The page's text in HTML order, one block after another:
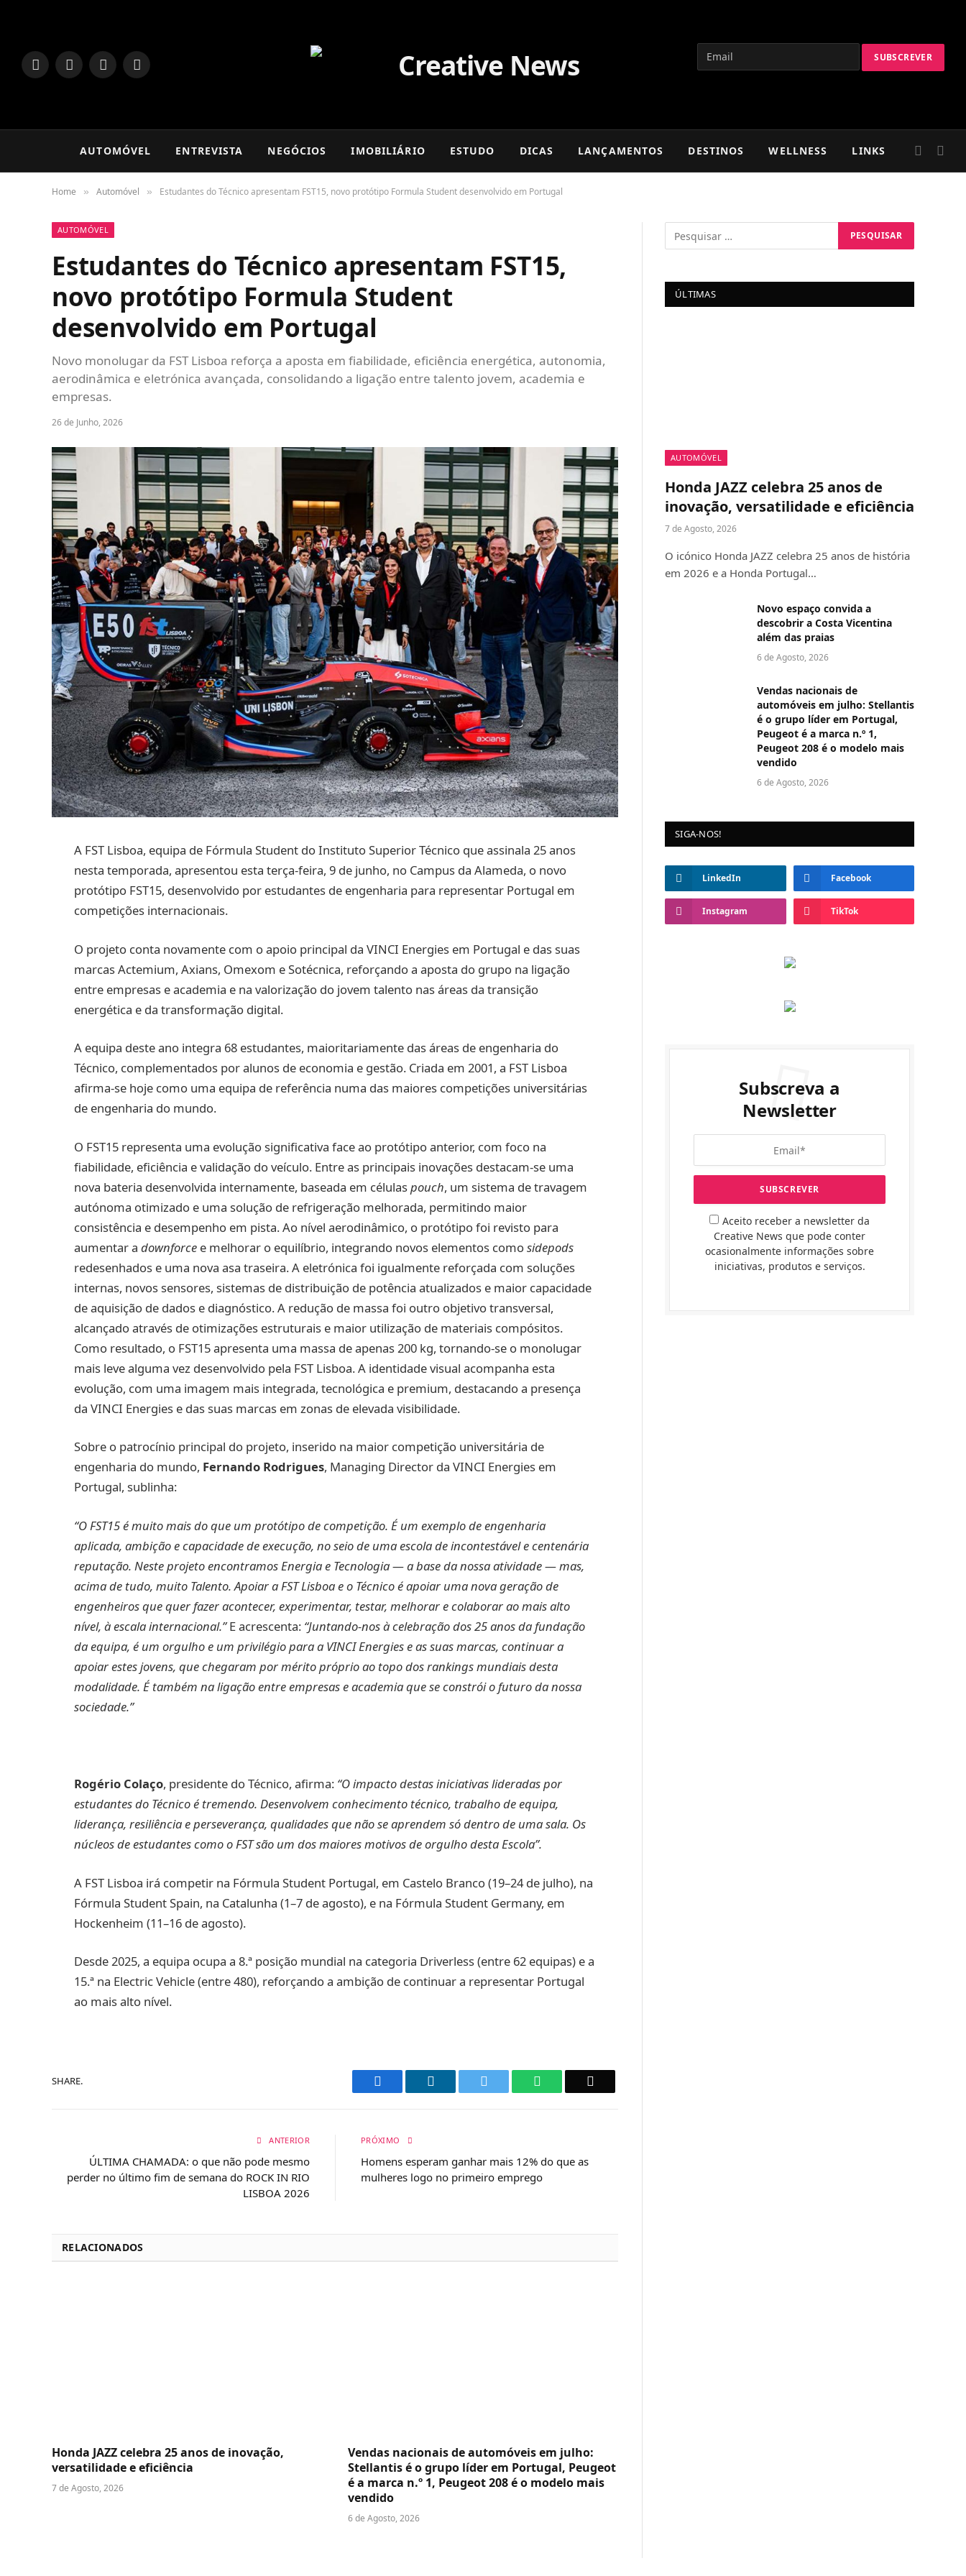
LinkedInFacebookInstagram
TikTok
AUTOMÓVEL ENTREVISTA NEGÓCIOS IMOBILIÁRIO ESTUDO DICAS LANÇAMENTOS DESTINOS WELLNESS LINKS
Home » Automóvel » Estudantes do Técnico apresentam FST15, novo protótipo Formula Student desenvolvido em Portugal
AUTOMÓVEL
Estudantes do Técnico apresentam FST15,
novo protótipo Formula Student
desenvolvido em Portugal
Novo monolugar da FST Lisboa reforça a aposta em fiabilidade, eficiência energética, autonomia,
aerodinâmica e eletrónica avançada, consolidando a ligação entre talento jovem, academia e
empresas.
26 de Junho, 2026
A FST Lisboa, equipa de Fórmula Student do Instituto Superior Técnico que assinala 25 anos
nesta temporada, apresentou esta terça-feira, 9 de junho, no Campus da Alameda, o novo
protótipo FST15, desenvolvido por estudantes de engenharia para representar Portugal em
competições internacionais.
O projeto conta novamente com o apoio principal da VINCI Energies em Portugal e das suas
marcas Actemium, Axians, Omexom e Sotécnica, reforçando a aposta do grupo na ligação
entre empresas e academia e na valorização do jovem talento nas áreas da transição
energética e da transformação digital.
A equipa deste ano integra 68 estudantes, maioritariamente das áreas de engenharia do
Técnico, complementados por alunos de economia e gestão. Criada em 2001, a FST Lisboa
afirma-se hoje como uma equipa de referência numa das maiores competições universitárias
de engenharia do mundo.
O FST15 representa uma evolução significativa face ao protótipo anterior, com foco na
fiabilidade, eficiência e validação do veículo. Entre as principais inovações destacam-se uma
nova bateria desenvolvida internamente, baseada em célulaspouch, um sistema de travagem
autónoma otimizado e uma solução de refrigeração melhorada, permitindo maior
consistência e desempenho em pista. Ao nível aerodinâmico, o protótipo foi revisto para
aumentar a downforce e melhorar o equilíbrio, integrando novos elementos comosidepods
redesenhados e uma nova asa traseira. A eletrónica foi igualmente reforçada com soluções
internas, novos sensores, sistemas de distribuição de potência atualizados e maior capacidade
de aquisição de dados e diagnóstico. A redução de massa foi outro objetivo transversal,
alcançado através de otimizações estruturais e maior utilização de materiais compósitos.
Como resultado, o FST15 apresenta uma massa de apenas 200 kg, tornando-se o monolugar
mais leve alguma vez desenvolvido pela FST Lisboa. A identidade visual acompanha esta
evolução, com uma imagem mais integrada, tecnológica e premium, destacando a presença
da VINCI Energies e das suas marcas em zonas de elevada visibilidade.
Sobre o patrocínio principal do projeto, inserido na maior competição universitária de
engenharia do mundo, Fernando Rodrigues, Managing Director da VINCI Energies em
Portugal, sublinha:
“O FST15 é muito mais do que um protótipo de competição. É um exemplo de engenharia
aplicada, ambição e capacidade de execução, no seio de uma escola de incontestável e centenária
reputação. Neste projeto encontramos Energia e Tecnologia — a base da nossa atividade — mas,
acima de tudo, muito Talento. Apoiar a FST Lisboa e o Técnico é apoiar uma nova geração de
engenheiros que quer fazer acontecer, experimentar, testar, melhorar e colaborar ao mais alto
nível, à escala internacional.”E acrescenta: “Juntando-nos à celebração dos 25 anos da fundação
da equipa, é um orgulho e um privilégio para a VINCI Energies e as suas marcas, continuar a
apoiar estes jovens, que chegaram por mérito próprio ao topo dos rankings mundiais desta
modalidade. É também na ligação entre empresas e academia que se constrói o futuro da nossa
sociedade.”
Rogério Colaço, presidente do Técnico, afirma: “O impacto destas iniciativas lideradas por
estudantes do Técnico é tremendo. Desenvolvem conhecimento técnico, trabalho de equipa,
liderança, resiliência e perseverança, qualidades que não se aprendem só dentro de uma sala. Os
núcleos de estudantes como o FST são um dos maiores motivos de orgulho desta Escola”.
A FST Lisboa irá competir na Fórmula Student Portugal, em Castelo Branco (19–24 de julho), na
Fórmula Student Spain, na Catalunha (1–7 de agosto), e na Fórmula Student Germany, em
Hockenheim (11–16 de agosto).
Desde 2025, a equipa ocupa a 8.ª posição mundial na categoria Driverless (entre 62 equipas) e a
15.ª na Electric Vehicle (entre 480), reforçando a ambição de continuar a representar Portugal
ao mais alto nível.
SHARE. Facebook LinkedIn WhatsApp
ANTERIOR
ÚLTIMA CHAMADA: o que não pode mesmo
perder no último fim de semana do ROCK IN RIO
LISBOA 2026
PRÓXIMO
Homens esperam ganhar mais 12% do que as
mulheres logo no primeiro emprego
RELACIONADOS
Honda JAZZ celebra 25 anos de inovação,
versatilidade e eficiência
7 de Agosto, 2026
Vendas nacionais de automóveis em julho:
Stellantis é o grupo líder em Portugal, Peugeot
é a marca n.º 1, Peugeot 208 é o modelo mais
vendido
6 de Agosto, 2026
ÚLTIMAS
AUTOMÓVEL
Honda JAZZ celebra 25 anos de
inovação, versatilidade e eficiência
7 de Agosto, 2026
O icónico Honda JAZZ celebra 25 anos de história
em 2026 e a Honda Portugal…
Novo espaço convida a
descobrir a Costa Vicentina
além das praias
6 de Agosto, 2026
Vendas nacionais de
automóveis em julho: Stellantis
é o grupo líder em Portugal,
Peugeot é a marca n.º 1,
Peugeot 208 é o modelo mais
vendido
6 de Agosto, 2026
SIGA-NOS!
LinkedIn Facebook
Instagram TikTok
Subscreva a
Newsletter
Aceito receber a newsletter da
Creative News que pode conter
ocasionalmente informações sobre
iniciativas, produtos e serviços.